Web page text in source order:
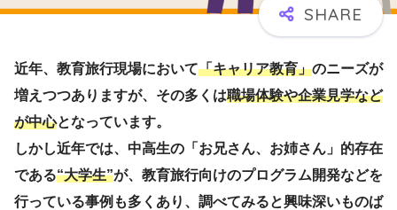
近年、教育旅行現場において「キャリア教育」のニーズが
増えつつありますが、その多くは職場体験や企業見学など
が中心となっています。
しかし近年では、中高生の「お兄さん、お姉さん」的存在
である“大学生”が、教育旅行向けのプログラム開発などを
行っている事例も多くあり、調べてみると興味深いものば